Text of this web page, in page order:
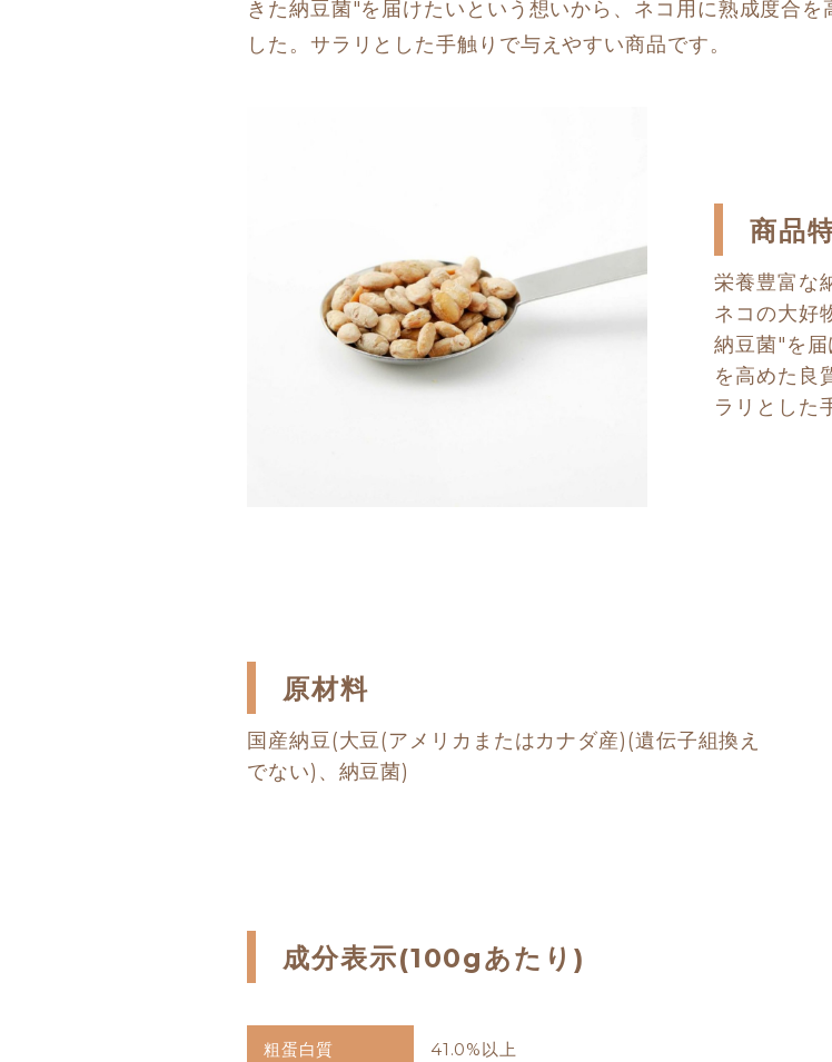
きた納豆菌"を届けたいという想いから、ネコ用に熟成度合
した。サラリとした手触りで与えやすい商品です。
商品
栄養豊富な
ネコの大好
納豆菌"を
を高めた良
ラリとした
原材料
国産納豆(大豆(アメリカまたはカナダ産)(遺伝子組換え
でない)、納豆菌)
成分表示(100gあたり)
粗蛋白質 41.0%以上